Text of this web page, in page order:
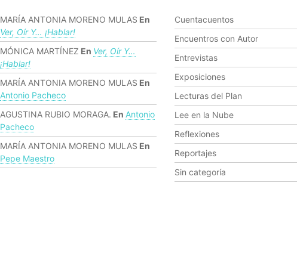
MARÍA ANTONIA MORENO MULAS En
Ver, Oír Y… ¡hablar!
MÓNICA MARTÍNEZ En Ver, Oír Y…
¡hablar!
MARÍA ANTONIA MORENO MULAS En
Antonio Pacheco
AGUSTINA RUBIO MORAGA. En Antonio
Pacheco
MARÍA ANTONIA MORENO MULAS En
Pepe Maestro
Cuentacuentos
Encuentros con Autor
Entrevistas
Exposiciones
Lecturas del Plan
Lee en la Nube
Reflexiones
Reportajes
Sin categoría